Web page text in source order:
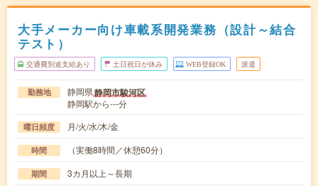
大手メーカー向け車載系開発業務（設計～結合
テスト）
交通費別途支給あり 土日祝日が休み WEB登録OK 派遣
勤務地 静岡県静岡市駿河区
静岡駅から---分
曜日頻度 月/火/水/木/金
時間 （実働8時間／休憩60分）
期間 3カ月以上～長期